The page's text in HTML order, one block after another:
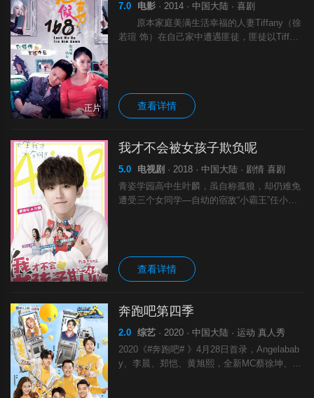
正片
7.0 电影 · 2014 · 中国大陆 · 喜剧
原本家庭美满生活幸福的人妻Tiffany（徐
若瑄 饰）在自己家中遭遇匪徒，匪徒以Tiffan
来都不知道的往事和真相……
查看详情
全24集
我才不会被女孩子欺负呢
5.0 电视剧 · 2018 · 中国大陆 · 剧情 喜剧
青姿学园高中生叶麟，虽自称孤狼，却仍难免
遭受三个女同学—自幼的宿敌“小霸王”任小
查看详情
奔跑吧第四季
2.0 综艺 · 2020 · 中国大陆 · 运动 真人秀
2020《#奔跑吧# 》4月28日首录，Angelabab
y、李晨、郑恺、黄旭熙，全新MC蔡徐坤、沙